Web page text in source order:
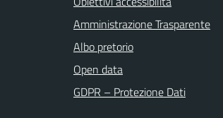
Amministrazione Trasparente
Albo pretorio
Open data
GDPR – Protezione Dati